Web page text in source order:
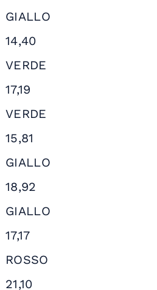
GIALLO
14,40
VERDE
17,19
VERDE
15,81
GIALLO
18,92
GIALLO
17,17
ROSSO
21,10